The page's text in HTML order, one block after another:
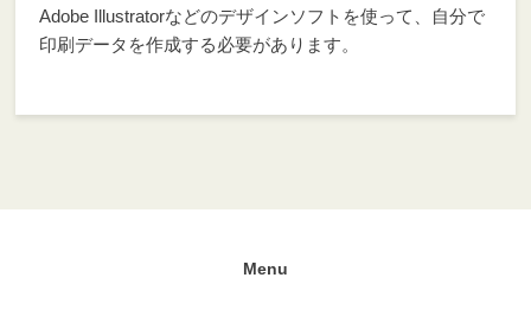
Adobe Illustratorなどのデザインソフトを使って、自分で
印刷データを作成する必要があります。